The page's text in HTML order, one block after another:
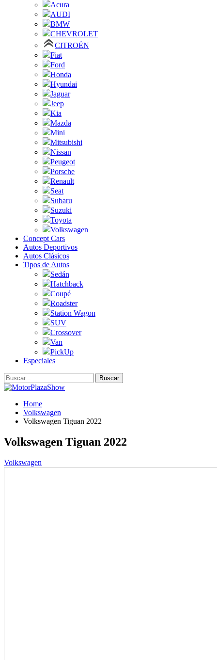
Acura
AUDI
BMW
CHEVROLET
CITROËN
Fiat
Ford
Honda
Hyundai
Jaguar
Jeep
Kia
Mazda
Mini
Mitsubishi
Nissan
Peugeot
Porsche
Renault
Seat
Subaru
Suzuki
Toyota
Volkswagen
Concept Cars
Autos Deportivos
Autos Clásicos
Tipos de Autos
Sedán
Hatchback
Coupé
Roadster
Station Wagon
SUV
Crossover
Van
PickUp
Especiales
Home
Volkswagen
Volkswagen Tiguan 2022
Volkswagen Tiguan 2022
Volkswagen